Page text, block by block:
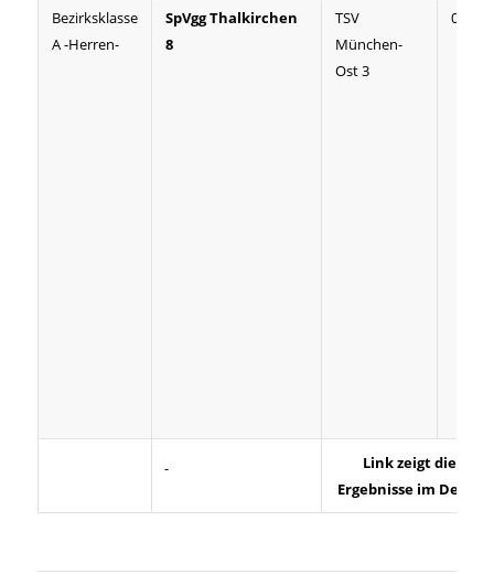
Bezirksklasse
A -Herren-
SpVgg Thalkirchen
8
TSV
München-
Ost 3
02:08
Link zeigt die
Ergebnisse im Detail